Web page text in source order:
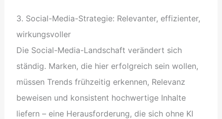
3. Social-Media-Strategie: Relevanter, effizienter,
wirkungsvoller
Die Social-Media-Landschaft verändert sich
ständig. Marken, die hier erfolgreich sein wollen,
müssen Trends frühzeitig erkennen, Relevanz
beweisen und konsistent hochwertige Inhalte
liefern – eine Herausforderung, die sich ohne KI